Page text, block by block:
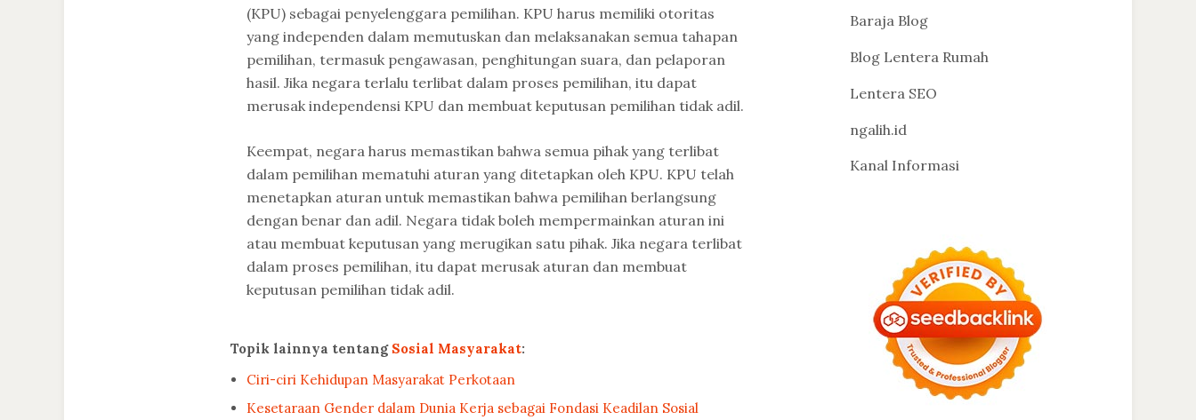
(KPU) sebagai penyelenggara pemilihan. KPU harus memiliki otoritas
yang independen dalam memutuskan dan melaksanakan semua tahapan
pemilihan, termasuk pengawasan, penghitungan suara, dan pelaporan
hasil. Jika negara terlalu terlibat dalam proses pemilihan, itu dapat
merusak independensi KPU dan membuat keputusan pemilihan tidak adil.
Keempat, negara harus memastikan bahwa semua pihak yang terlibat
dalam pemilihan mematuhi aturan yang ditetapkan oleh KPU. KPU telah
menetapkan aturan untuk memastikan bahwa pemilihan berlangsung
dengan benar dan adil. Negara tidak boleh mempermainkan aturan ini
atau membuat keputusan yang merugikan satu pihak. Jika negara terlibat
dalam proses pemilihan, itu dapat merusak aturan dan membuat
keputusan pemilihan tidak adil.
Topik lainnya tentang Sosial Masyarakat:
Ciri-ciri Kehidupan Masyarakat Perkotaan
Kesetaraan Gender dalam Dunia Kerja sebagai Fondasi Keadilan Sosial
Baraja Blog
Blog Lentera Rumah
Lentera SEO
ngalih.id
Kanal Informasi